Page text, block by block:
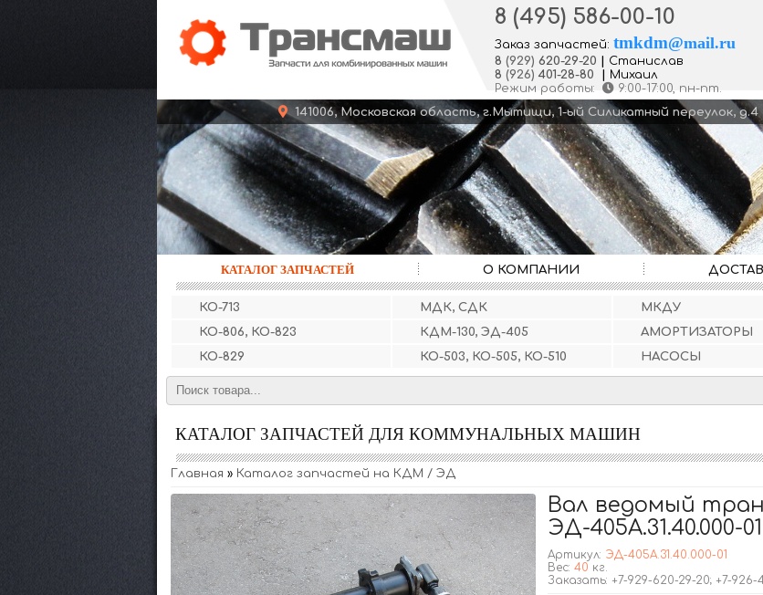
8 (495) 586-00-10
Заказ запчастей: tmkdm@mail.ru
8 (929) 620-29-20
Станислав
8 (926) 401-28-80
Михаил
Режим работы:
9:00-17:00, пн-пт.
141006, Московская область, г.Мытищи, 1-ый Силикатный
КАТАЛОГ ЗАПЧАСТЕЙ О КОМПАНИИ
КО-713 МДК, СДК МКДУ
КО-806, КО-823
КДМ-130, ЭД-405 АМОРТИЗАТОРЫ
КО-829
КО-503, КО-505, КО-510 НАСОСЫ
КАТАЛОГ ЗАПЧАСТЕЙ ДЛЯ КОММУНАЛЬНЫХ МАШИН
Главная » Каталог запчастей на КДМ / ЭД
Вал ведомый
ЭД-405А.31.40.000-01
Артикул: ЭД-405А.31.40.000-01
Вес: 40 кг.
Заказать: +7-929-620-29-20; +7-926-